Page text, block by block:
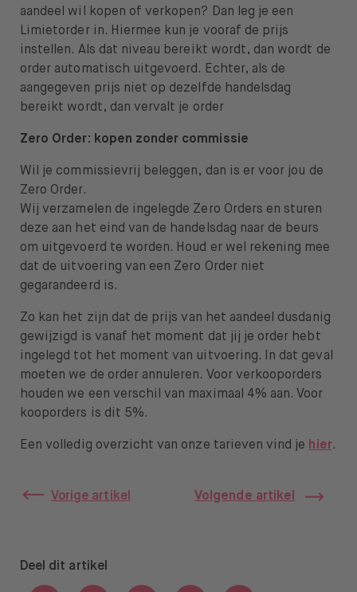
aandeel wil kopen of verkopen? Dan leg je een
Limietorder in. Hiermee kun je vooraf de prijs
instellen. Als dat niveau bereikt wordt, dan wordt de
order automatisch uitgevoerd. Echter, als de
aangegeven prijs niet op dezelfde handelsdag
bereikt wordt, dan vervalt je order
Zero Order: kopen zonder commissie
Wil je commissievrij beleggen, dan is er voor jou de
Zero Order.
Wij verzamelen de ingelegde Zero Orders en sturen
deze aan het eind van de handelsdag naar de beurs
om uitgevoerd te worden. Houd er wel rekening mee
dat de uitvoering van een Zero Order niet
gegarandeerd is.
Zo kan het zijn dat de prijs van het aandeel dusdanig
gewijzigd is vanaf het moment dat jij je order hebt
ingelegd tot het moment van uitvoering. In dat geval
moeten we de order annuleren. Voor verkooporders
houden we een verschil van maximaal 4% aan. Voor
kooporders is dit 5%.
Een volledig overzicht van onze tarieven vind je hier.
Vorige artikel Volgende artikel
Deel dit artikel